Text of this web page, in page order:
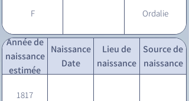
F Ordalie
Année de
naissance
estimée
Naissance
Date
Lieu de
naissance
Source de
naissance
1817